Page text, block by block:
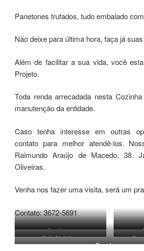
Panetones trufados, tudo embalado
Não deixe para última hora, faça já
Além de facilitar a sua vida, você
Projeto.
Toda renda arrecadada nesta
manutenção da entidade.
Caso tenha interesse em outras
contato para melhor atendê-los.
Raimundo Araújo de Macedo, 38.
Oliveiras.
Venha nos fazer uma visita, será um
Contato: 3672-5691
Bombons
Bolo Natalino
Panetones